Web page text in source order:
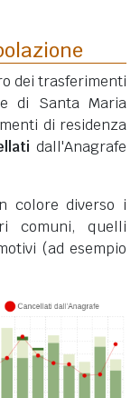
dei trasferimenti
di Santa Maria
di residenza
dall'Anagrafe
colore diverso i
comuni, quelli
(ad esempio